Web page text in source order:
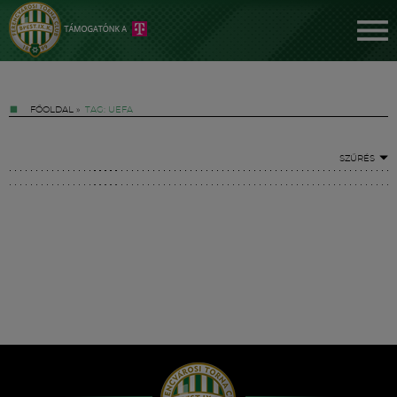
FŐOLDAL » TAG: UEFA
SZŰRÉS
Hírek